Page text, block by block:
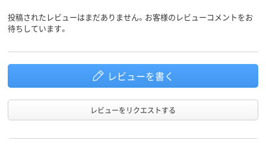
投稿されたレビューはまだありません。お客様のレビューコメントをお
待ちしています。
レビューを書く
レビューをリクエストする